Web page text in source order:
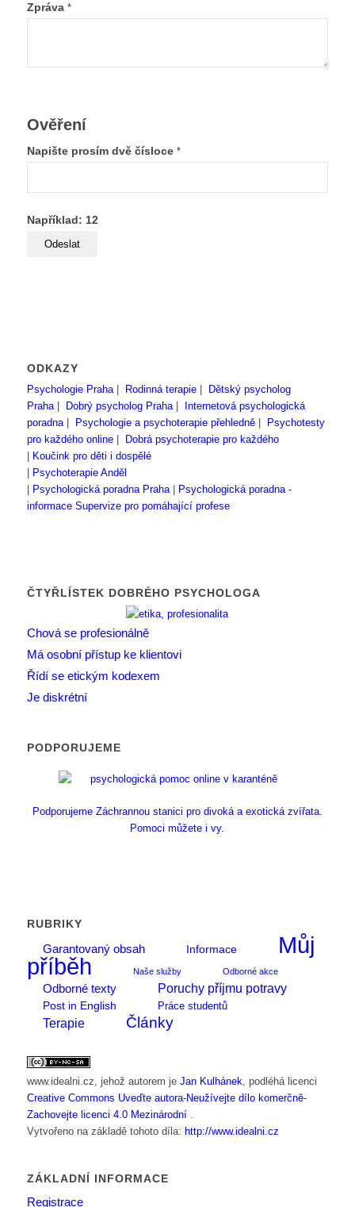
Zpráva *
Ověření
Napište prosím dvě čísloce *
Například: 12
ODKAZY
Psychologie Praha| Rodinná terapie|
Dětský psycholog
Praha| Dobrý psycholog Praha|
Internetová psychologická
poradna| Psychologie a psychoterapie přehledně|
Psychotesty
pro každého online|
Dobrá psychoterapie pro každého
Koučink pro děti i dospělé
Psychoterapie Anděl
Psychologická poradna Praha|
Psychologická poradna -
informace Supervize pro pomáhající profese
ČTYŘLÍSTEK DOBRÉHO PSYCHOLOGA
Chová se profesionálně
Má osobní přístup ke klientovi
Řídí se etickým kodexem
Je diskrétní
PODPORUJEME
Podporujeme Záchrannou stanici pro divoká a exotická zvířata.
Pomoci můžete i vy.
RUBRIKY
Garantovaný obsah
Informace
Můj
příběh
Naše služby Odborné akce
Odborné texty Poruchy příjmu potravy
Post in English Práce studentů
Terapie Články
www.idealni.cz , jehož autorem je Jan Kulhánek , podléhá licenci
Creative Commons Uveďte autora-Neužívejte dílo komerčně-
Zachovejte licenci 4.0 Mezinárodní
Vytvořeno na základě tohoto díla: http://www.idealni.cz
ZÁKLADNÍ INFORMACE
Registrace